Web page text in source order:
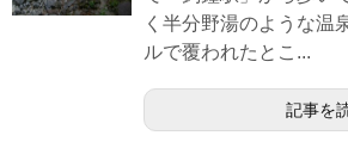
く半分野湯のような温
ルで覆われたとこ...
記事を